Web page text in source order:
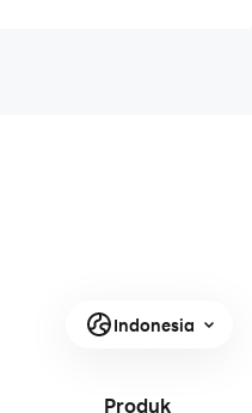
Indonesia
Produk